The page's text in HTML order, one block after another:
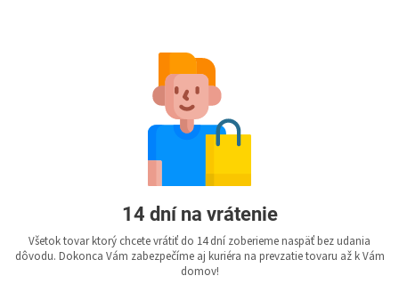
14 dní na vrátenie
Všetok tovar ktorý chcete vrátiť do 14 dní zoberieme naspäť bez udania
dôvodu. Dokonca Vám zabezpečíme aj kuriéra na prevzatie tovaru až k Vám
domov!